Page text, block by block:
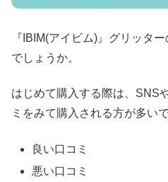
『IBIM(アイビム)』グリッタ
でしょうか。
はじめて購入する際は、SNS
ミをみて購入される方が多い
良い口コミ
悪い口コミ